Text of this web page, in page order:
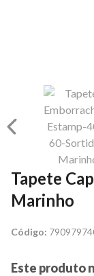
Tapete
Marinho
Código:
Este produto